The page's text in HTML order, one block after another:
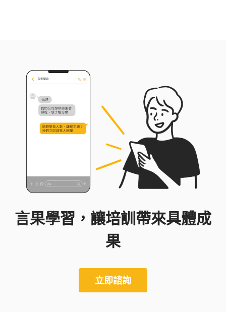
言果學習，讓培訓帶來具體成
果
立即諮詢